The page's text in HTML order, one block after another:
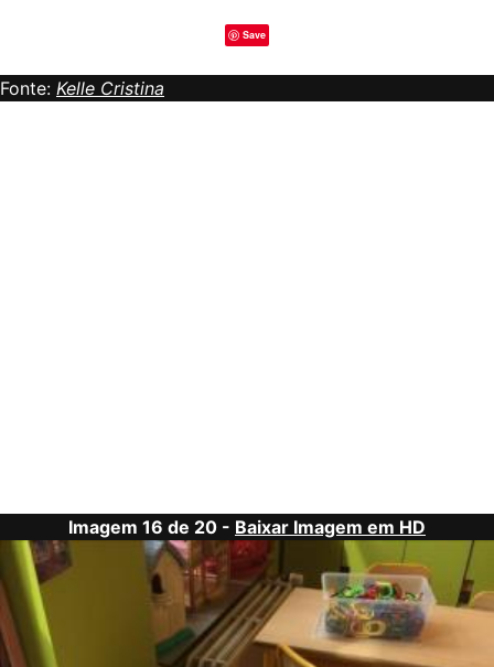
Save
Fonte: Kelle Cristina
Imagem 16 de 20 - Baixar Imagem em HD